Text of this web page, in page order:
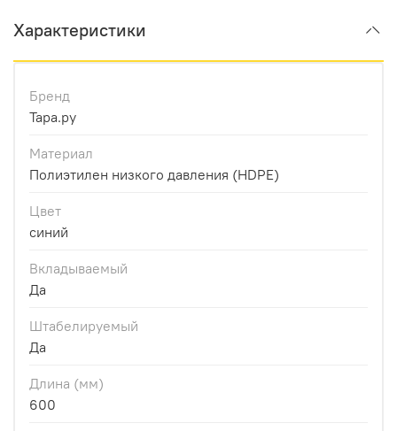
Характеристики
Бренд
Тара.ру
Материал
Полиэтилен низкого давления (HDPE)
Цвет
синий
Вкладываемый
Да
Штабелируемый
Да
Длина (мм)
600